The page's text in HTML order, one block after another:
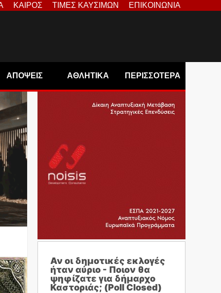
ΚΑΙΡΟΣ ΤΙΜΕΣ ΚΑΥΣΙΜΩΝ ΕΠΙΚΟΙΝΩΝΙΑ
ΑΠΟΨΕΙΣ ΑΘΛΗΤΙΚΑ ΠΕΡΙΣΣΟΤΕΡΑ
Αν οι δημοτικές εκλογές
ήταν αύριο - Ποιον θα
ψηφίζατε για δήμαρχο
Καστοριάς; (Poll Closed)